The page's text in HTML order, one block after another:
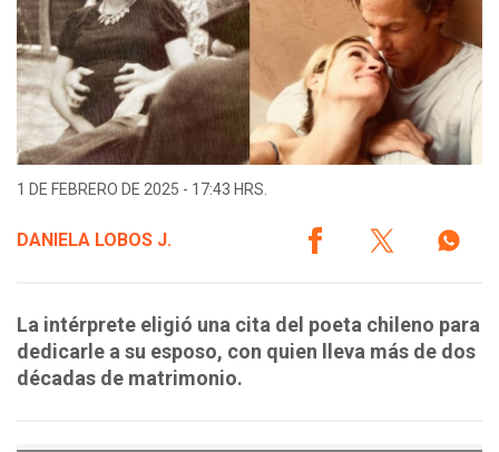
1 DE FEBRERO DE 2025 - 17:43 HRS.
DANIELA LOBOS J.
La intérprete eligió una cita del poeta chileno para
dedicarle a su esposo, con quien lleva más de dos
décadas de matrimonio.